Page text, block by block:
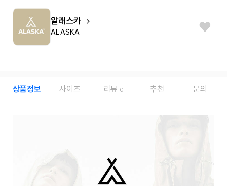
알래스카
ALASKA
상품정보 사이즈 리뷰 0 추천 문의